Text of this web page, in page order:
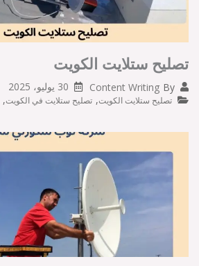
تصليح ستلايت الكويت
By
Content Writing 30 يوليو، 2025
تصليح ستلايت الكويت, تصليح ستلايت في الكويت,